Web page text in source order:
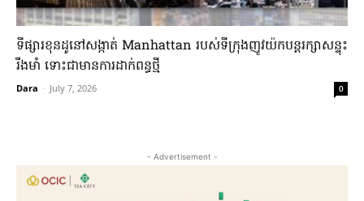
ទីផ្សារខុនដូ​នៅ​សង្កាត់​ Manhattan​ របស់​ទីក្រុងញូវយ៉ក​បន្ត​រក្សាសន្ទុះ
រឹងមាំ​ ទោះជា​មាន​ការ​ដាក់​ពន្ធ​ថ្មី​
Dara - July 7, 2026 0
- Advertisement -